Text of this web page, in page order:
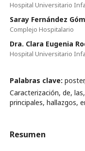
Hospital Universitario
Saray Fernández
Complejo Hospitalario
Dra. Clara Eugenia
Hospital Universitario
Palabras clave:
Caracterización, de,
principales, hallazgos,
Resumen